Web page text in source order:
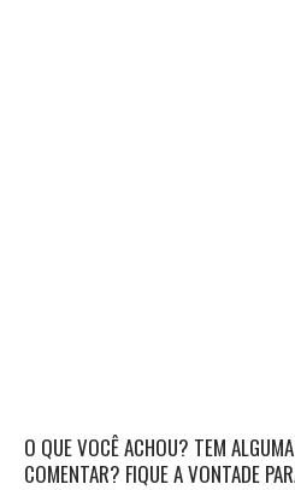
O QUE VOCÊ ACHOU? TEM
COMENTAR? FIQUE A VONTADE